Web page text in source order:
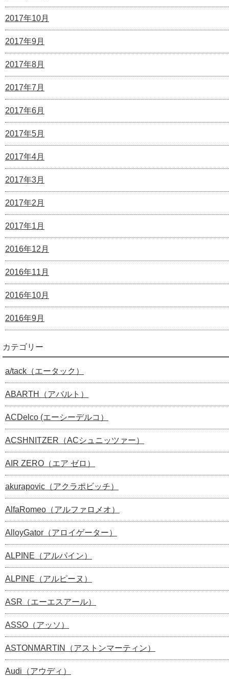
2017年10月
2017年9月
2017年8月
2017年7月
2017年6月
2017年5月
2017年4月
2017年3月
2017年2月
2017年1月
2016年12月
2016年11月
2016年10月
2016年9月
カテゴリー
a/tack（エータック）
ABARTH（アバルト）
ACDelco (エーシーデルコ）
ACSHNITZER（ACシュニッツァー）
AIR ZERO（エア ゼロ）
akurapovic（アクラポビッチ）
AlfaRomeo（アルファロメオ）
AlloyGator（アロイゲーター）
ALPINE（アルパイン）
ALPINE（アルピーヌ）
ASR（エーエスアール）
ASSO（アッソ）
ASTONMARTIN（アストンマーティン）
Audi（アウディ）